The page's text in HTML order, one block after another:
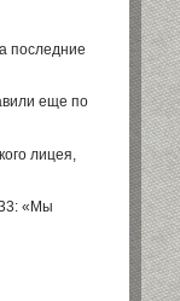
последние
еще по
лицея,
33: «Мы